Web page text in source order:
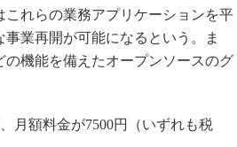
これらの業務アプリケーションを平
業再開が可能になるという。ま
機能を備えたオープンソースのグ
月額料金が7500円（いずれも税